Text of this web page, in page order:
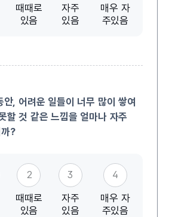
때때로
있음
자주
있음
매우 자
주있음
, 어려운 일들이 너무 많이 쌓여
할 것 같은 느낌을 얼마나 자주
?
2
때때로
있음
3
자주
있음
4
매우 자
주있음